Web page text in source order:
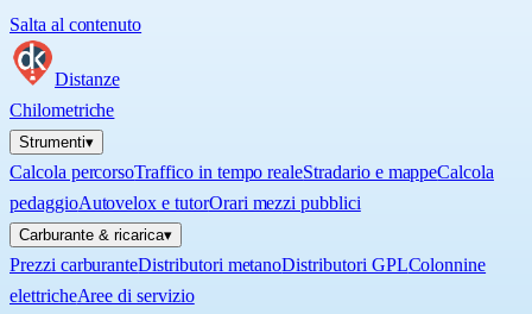
Salta al contenuto
Distanze
Chilometriche
Strumenti▾
Calcola percorsoTraffico in tempo realeStradario e mappeCalcola
pedaggioAutovelox e tutorOrari mezzi pubblici
Carburante & ricarica▾
Prezzi carburanteDistributori metanoDistributori GPLColonnine
elettricheAree di servizio